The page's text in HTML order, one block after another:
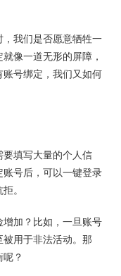
我们是否愿意牺牲一
像一道无形的屏障，
号绑定，我们又如何
填写大量的个人信
号后，可以一键登录
。
加？比如，一旦账号
用于非法活动。那
？